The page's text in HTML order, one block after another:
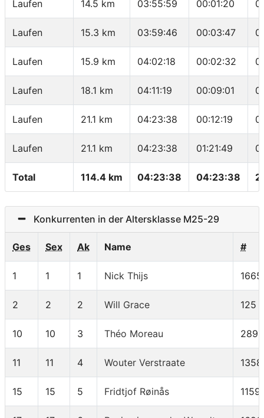
Laufen 14.5 km 03:55:59 00:01:20
Laufen 15.3 km 03:59:46 00:03:47
Laufen 15.9 km 04:02:18 00:02:32
Laufen 18.1 km 04:11:19 00:09:01
Laufen 21.1 km 04:23:38 00:12:19
Laufen 21.1 km 04:23:38 01:21:49
Total 114.4 km 04:23:38 04:23:38
Konkurrenten in der Altersklasse M25-29
Ges Sex Ak Name #
1 1 1 Nick Thijs 1665
2 2 2 Will Grace 125
10 10 3 Théo Moreau 289
11 11 4 Wouter Verstraate 1358
15 15 5 Fridtjof Røinås 1159